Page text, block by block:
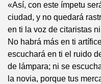
«Así, con este ímpetu
ciudad, y no quedará
en ti la voz de citaristas
No habrá más en ti
escuchará en ti el ruido
de lámpara; ni se
la novia, porque tus